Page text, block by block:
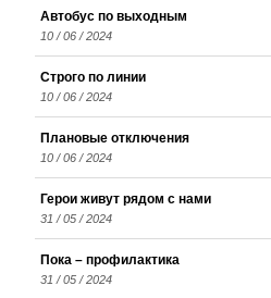
Автобус по выходным
10 / 06 / 2024
Строго по линии
10 / 06 / 2024
Плановые отключения
10 / 06 / 2024
Герои живут рядом с нами
31 / 05 / 2024
Пока – профилактика
31 / 05 / 2024